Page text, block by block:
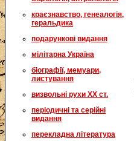
краєзнавство, генеалогія,
геральдика
подарункові видання
мілітарна Україна
біографії, мемуари,
листування
визвольні рухи XX ст.
періодичні та серійні
видання
перекладна література